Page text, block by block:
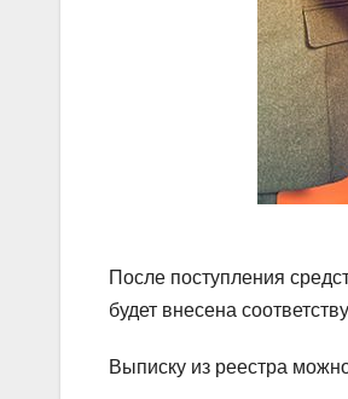
После поступления
будет внесена
Выписку из реестра